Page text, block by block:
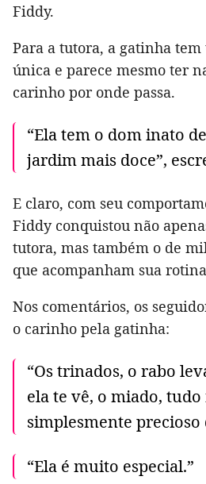
Fiddy.
Para a tutora, a gatinha
única e parece mesmo ter
carinho por onde passa.
“Ela tem o dom inato
jardim mais doce”,
E claro, com seu
Fiddy conquistou não
tutora, mas também o de
que acompanham sua
Nos comentários, os
o carinho pela gatinha:
“Os trinados, o rabo
ela te vê, o miado, tudo
simplesmente precioso
“Ela é muito especial.”